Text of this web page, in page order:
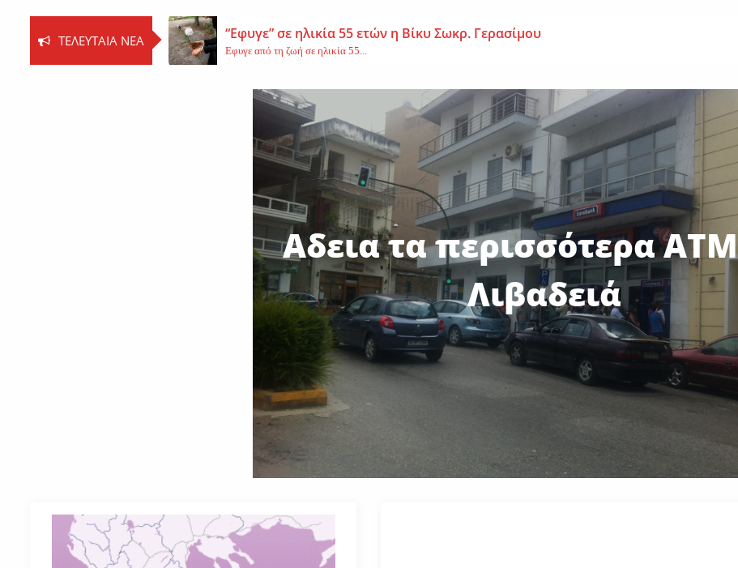
ΤΕΛΕΥΤΑΊΑ ΝΈΑ “Εφυγε” σε ηλικία 55 ετών η Βίκυ Σωκρ. Γερασίμου
Εφυγε από τη ζωή σε ηλικία 55...
Βοιωτία: Νεκρός ο 62χρονος – Επεσε από τη σκαλωσιά
Τη ζωή του έχασε ο 62χρονος Ι....
Εφυγε από τη ζωή η μοναχή Ευπραξία (Κουκουλούδη)
Εκοιμήθη η μοναχή Ευπραξία (Κουκουλούδη), σε ηλικία...
Αδεια τα περισσότερα
Λιβαδειά